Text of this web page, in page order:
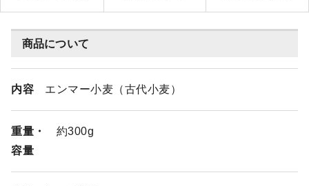
商品について
内容 エンマー小麦（古代小麦）
重量・
容量
約300g